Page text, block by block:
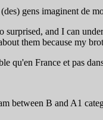
gens imaginent de
and I can
them because my
qu'en France et pas
between B and A1